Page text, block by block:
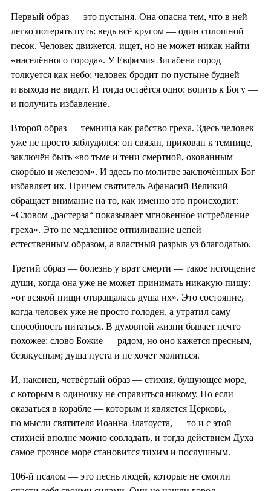
Первый образ — это пустыня. Она опасна тем, что в ней
легко потерять путь: ведь всё кругом — один сплошной
песок. Человек движется, ищет, но не может никак найти
«населённого города». У Евфимия Зигабена город
толкуется как небо; человек бродит по пустыне будней —
и выхода не видит. И тогда остаётся одно: вопить к Богу —
и получить избавление.
Второй образ — темница как рабство греха. Здесь человек
уже не просто заблудился: он связан, прикован к темнице,
заключён быть «во тьме и тени смертной, окованным
скорбью и железом». И здесь по молитве заключённых Бог
избавляет их. Причем святитель Афанасий Великий
обращает внимание на то, как именно это происходит:
«Словом „растерза“ показывает мгновенное истребление
греха». Это не медленное отпиливание цепей
естественным образом, а властный разрыв уз благодатью.
Третий образ — болезнь у врат смерти — такое истощение
души, когда она уже не может принимать никакую пищу:
«от всякой пищи отвращалась душа их». Это состояние,
когда человек уже не просто голоден, а утратил саму
способность питаться. В духовной жизни бывает нечто
похожее: слово Божие — рядом, но оно кажется пресным,
безвкусным; душа пуста и не хочет молиться.
И, наконец, четвёртый образ — стихия, бушующее море,
с которым в одиночку не справиться никому. Но если
оказаться в корабле — которым и является Церковь,
по мысли святителя Иоанна Златоуста, — то и с этой
стихией вполне можно совладать, и тогда действием Духа
самое грозное море становится тихим и послушным.
106-й псалом — это песнь людей, которые не смогли